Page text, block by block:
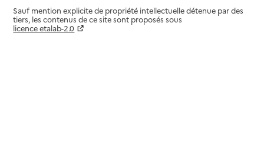
Sauf mention explicite de propriété intellectuelle détenue par des
tiers, les contenus de ce site sont proposés sous
licence etalab-2.0